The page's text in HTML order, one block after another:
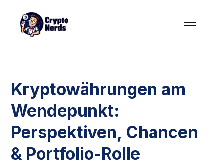
Kryptowährungen am
Wendepunkt:
Perspektiven, Chancen
& Portfolio-Rolle